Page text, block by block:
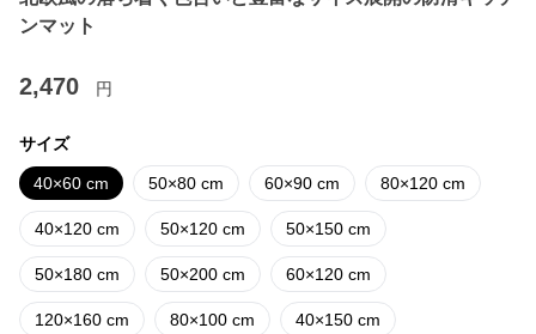
ンマット
2,470 円
サイズ
40×60 cm 50×80 cm 60×90 cm 80×120 cm
40×120 cm 50×120 cm 50×150 cm
50×180 cm 50×200 cm 60×120 cm
120×160 cm 80×100 cm 40×150 cm